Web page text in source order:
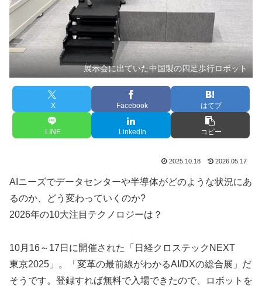
展示会に出ていた中国製の四足歩行ロボット
X Facebook はてブ
LINE LinkedIn コピー
2025.10.18 2026.05.17
AIニーズでデータセンターや半導体がどのような状況にあ
るのか、どう変わっていくのか?
2026年の10大注目テクノロジーは？
10月16～17日に開催された「日経クロステックNEXT
東京2025」。「変革の最前線がわかるAI/DXの総合展」だ
そうです。登録すれば無料で入場できたので、ロボットを